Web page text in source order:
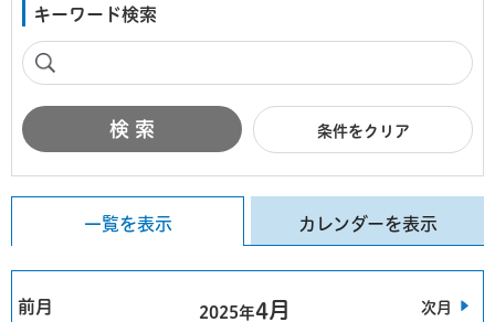
キーワード検索
条件をクリア
一覧を表示 カレンダーを表示
前月 2025年4月 次月